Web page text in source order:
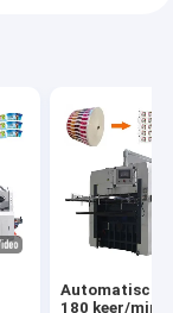
Automatische
180 keer/min